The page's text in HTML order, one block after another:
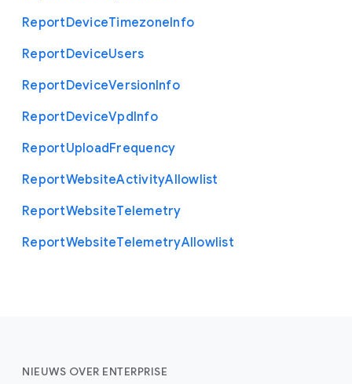
ReportDeviceTimezoneInfo
ReportDeviceUsers
ReportDeviceVersionInfo
ReportDeviceVpdInfo
ReportUploadFrequency
ReportWebsiteActivityAllowlist
ReportWebsiteTelemetry
ReportWebsiteTelemetryAllowlist
NIEUWS OVER ENTERPRISE